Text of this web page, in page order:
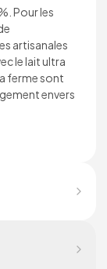
Pour les
artisanales
le lait ultra
ferme sont
envers